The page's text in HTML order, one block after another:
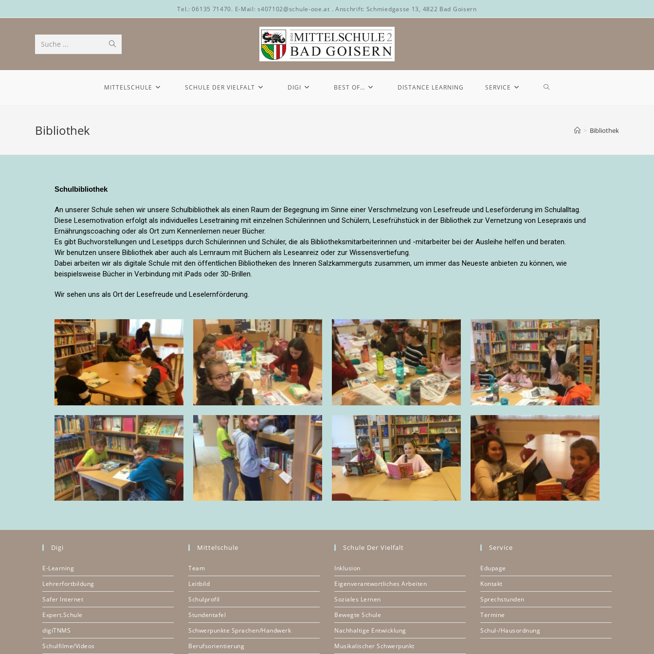
Tel.: 06135 71470. E-Mail: s407102@schule-ooe.at . Anschrift: Schmiedgasse 13, 4822 Bad Goisern
Suche ...
MITTELSCHULE SCHULE DER VIELFALT DIGI BEST OF… DISTANCE LEARNING SERVICE
Bibliothek > Bibliothek
Schulbibliothek
An unserer Schule sehen wir unsere Schulbibliothek als einen Raum der Begegnung im Sinne einer Verschmelzung von Lesefreude und Leseförderung im Schulalltag.
Diese Lesemotivation erfolgt als individuelles Lesetraining mit einzelnen Schülerinnen und Schülern, Lesefrühstück in der Bibliothek zur Vernetzung von Lesepraxis und
Ernährungscoaching oder als Ort zum Kennenlernen neuer Bücher.
Es gibt Buchvorstellungen und Lesetipps durch Schülerinnen und Schüler, die als Bibliotheksmitarbeiterinnen und -mitarbeiter bei der Ausleihe helfen und beraten.
Wir benutzen unsere Bibliothek aber auch als Lernraum mit Büchern als Leseanreiz oder zur Wissensvertiefung.
Dabei arbeiten wir als digitale Schule mit den öffentlichen Bibliotheken des Inneren Salzkammerguts zusammen, um immer das Neueste anbieten zu können, wie
beispielsweise Bücher in Verbindung mit iPads oder 3D-Brillen.
Wir sehen uns als Ort der Lesefreude und Leselernförderung.
Digi
E-Learning
Lehrerfortbildung
Safer Internet
Expert.Schule
digiTNMS
Schulfilme/Videos
Mittelschule
Team
Leitbild
Schulprofil
Stundentafel
Schwerpunkte Sprachen/Handwerk
Berufsorientierung
Schule Der Vielfalt
Inklusion
Eigenverantwortliches Arbeiten
Soziales Lernen
Bewegte Schule
Nachhaltige Entwicklung
Musikalischer Schwerpunkt
Service
Edupage
Kontakt
Sprechstunden
Termine
Schul-/Hausordnung